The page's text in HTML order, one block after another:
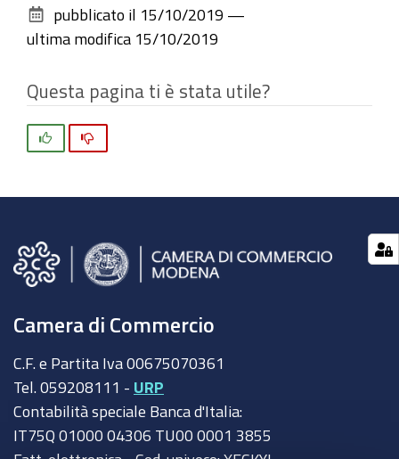
documento
pubblicato il 15/10/2019 —
ultima modifica 15/10/2019
Questa pagina ti è stata utile?
Camera di Commercio
C.F. e Partita Iva 00675070361
Tel. 059208111 - URP
Contabilità speciale Banca d'Italia:
IT75Q 01000 04306 TU00 0001 3855